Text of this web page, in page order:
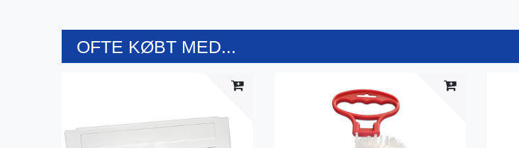
OFTE KØBT MED...